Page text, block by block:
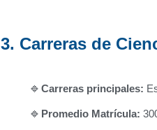
3. Carreras de
Carreras principales:
Promedio Matrícula: